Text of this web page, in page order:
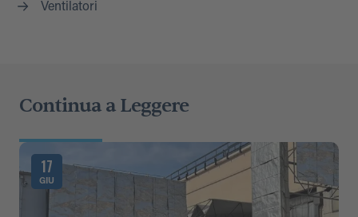
Ventilatori
Continua a Leggere
17
GIU